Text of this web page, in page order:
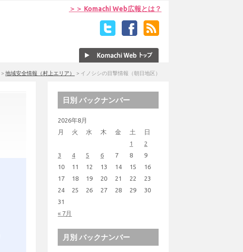
＞＞ Komachi Web広報とは？
> 地域安全情報（村上エリア） > イノシシの目撃情報（朝日地区）
日別 バックナンバー
2026年8月
月
火 水 木 金 土 日
« 7月
1
2
3
4 5 6 7 8
9
10
11 12 13 14 15
16
17
18 19 20 21 22
23
24
25 26 27 28 29
30
31
月別 バックナンバー